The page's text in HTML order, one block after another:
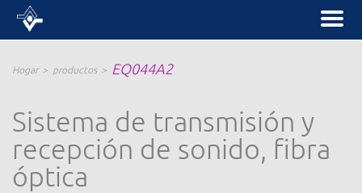
Hogar productos EQ044A2
Sistema de transmisión y
recepción de sonido, fibra
óptica